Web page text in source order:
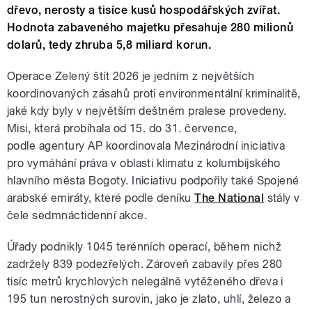
dřevo, nerosty a tisíce kusů hospodářských zvířat.
Hodnota zabaveného majetku přesahuje 280 milionů
dolarů, tedy zhruba 5,8 miliard korun.
Operace Zelený štít 2026 je jedním z největších
koordinovaných zásahů proti environmentální kriminalitě,
jaké kdy byly v největším deštném pralese provedeny.
Misi, která probíhala od 15. do 31. července,
podle agentury AP koordinovala Mezinárodní iniciativa
pro vymáhání práva v oblasti klimatu z kolumbijského
hlavního města Bogoty. Iniciativu podpořily také Spojené
arabské emiráty, které podle deníkuThe National stály v
čele sedmnáctidenní akce.
Úřady podnikly 1045 terénních operací, během nichž
zadržely 839 podezřelých. Zároveň zabavily přes 280
tisíc metrů krychlových nelegálně vytěženého dřeva i
195 tun nerostných surovin, jako je zlato, uhlí, železo a